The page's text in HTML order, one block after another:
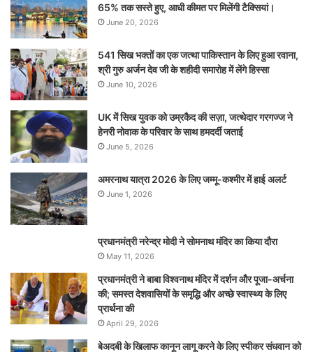
65% तक सस्ते हुए, आधी कीमत पर मिलेंगी टैक्सियां।
June 20, 2026
541 सिख भक्तों का एक जत्था पाकिस्तान के लिए हुआ रवाना,
श्री गुरु अर्जन देव जी के शहीदी समारोह में लेंगे हिस्सा
June 10, 2026
UK में सिख युवक को उम्रकैद की सज़ा, जत्थेदार गरगज्ज ने
हेनरी नोवाक के परिवार के साथ हमदर्दी जताई
June 5, 2026
अमरनाथ यात्रा 2026 के लिए जम्मू-कश्मीर में हाई अलर्ट
June 1, 2026
प्रधानमंत्री नरेन्‍द्र मोदी ने सोमनाथ मंदिर का किया दौरा
May 11, 2026
प्रधानमंत्री ने बाबा विश्वनाथ मंदिर में दर्शन और पूजा-अर्चना
की; समस्‍त देशवासियों के समृद्धि और अच्छे स्वास्थ्य के लिए
प्रार्थना की
April 29, 2026
बेअदबी के खिलाफ कानून लागू करने के लिए स्पीकर संधवान को